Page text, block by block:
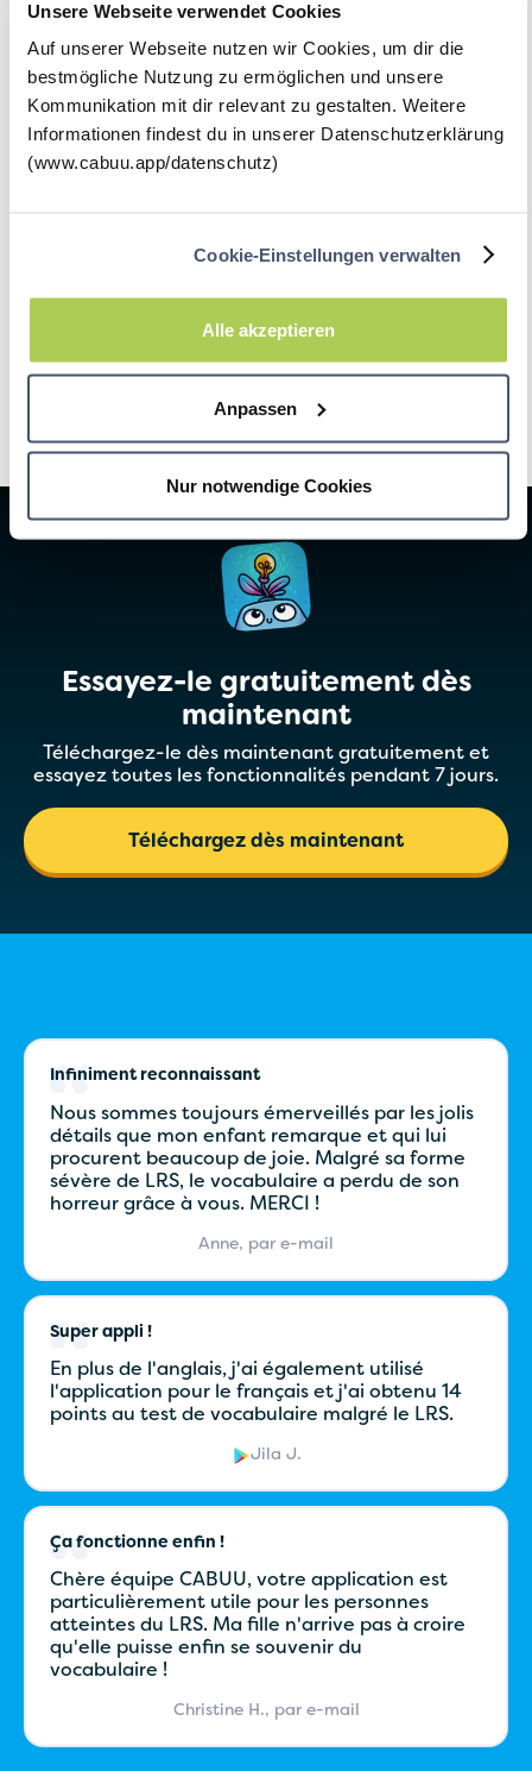
Unsere Webseite verwendet Cookies
Auf unserer Webseite nutzen wir Cookies, um dir die
bestmögliche Nutzung zu ermöglichen und unsere
Kommunikation mit dir relevant zu gestalten. Weitere
Informationen findest du in unserer Datenschutzerklärung
(www.cabuu.app/datenschutz)
Cookie-Einstellungen verwalten
Alle akzeptieren
Anpassen
Nur notwendige Cookies
regroupé la richesse de nos connaissances
issues de 15 années de recherche
linguistique. Les enfants atteints du LRS
bénéficient en particulier de la méthode
d'apprentissage interactive, qui fait appel à
tous les sens et permet de mémoriser le
Essayez-le gratuitement dès
maintenant
Téléchargez-le dès maintenant gratuitement et
essayez toutes les fonctionnalités pendant 7 jours.
Téléchargez dès maintenant
Infiniment reconnaissant
Nous sommes toujours émerveillés par les jolis
détails que mon enfant remarque et qui lui
procurent beaucoup de joie. Malgré sa forme
sévère de LRS, le vocabulaire a perdu de son
horreur grâce à vous. MERCI !
Anne, par e-mail
Super appli !
En plus de l'anglais, j'ai également utilisé
l'application pour le français et j'ai obtenu 14
points au test de vocabulaire malgré le LRS.
Jila J.
Ça fonctionne enfin !
Chère équipe CABUU, votre application est
particulièrement utile pour les personnes
atteintes du LRS. Ma fille n'arrive pas à croire
qu'elle puisse enfin se souvenir du
vocabulaire !
Christine H., par e-mail